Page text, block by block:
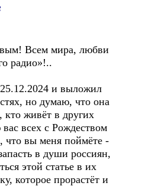
Всем мира, любви
радио»!..
и выложил
но думаю, что она
кто живёт в других
всех с Рождеством
вы меня поймёте -
в души россиян,
этой статье в их
которое прорастёт и